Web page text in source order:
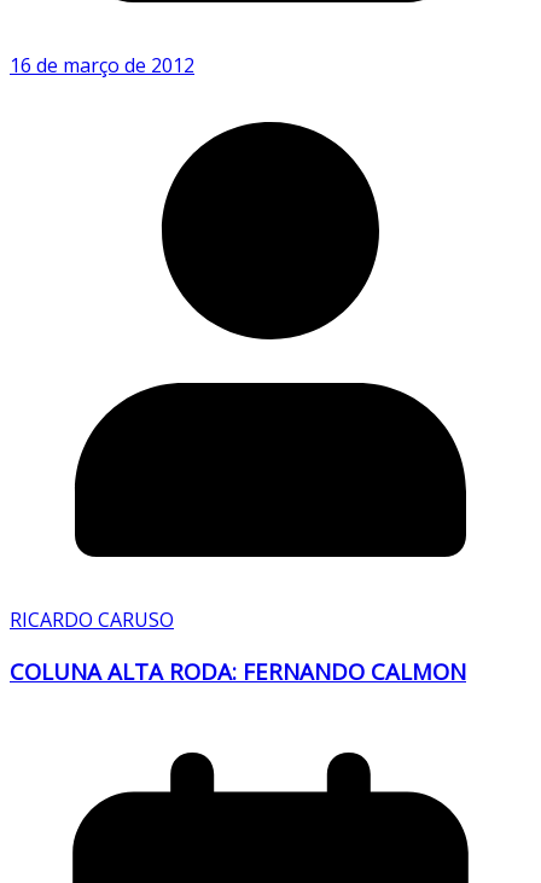
16 de março de 2012
RICARDO CARUSO
COLUNA ALTA RODA: FERNANDO CALMON